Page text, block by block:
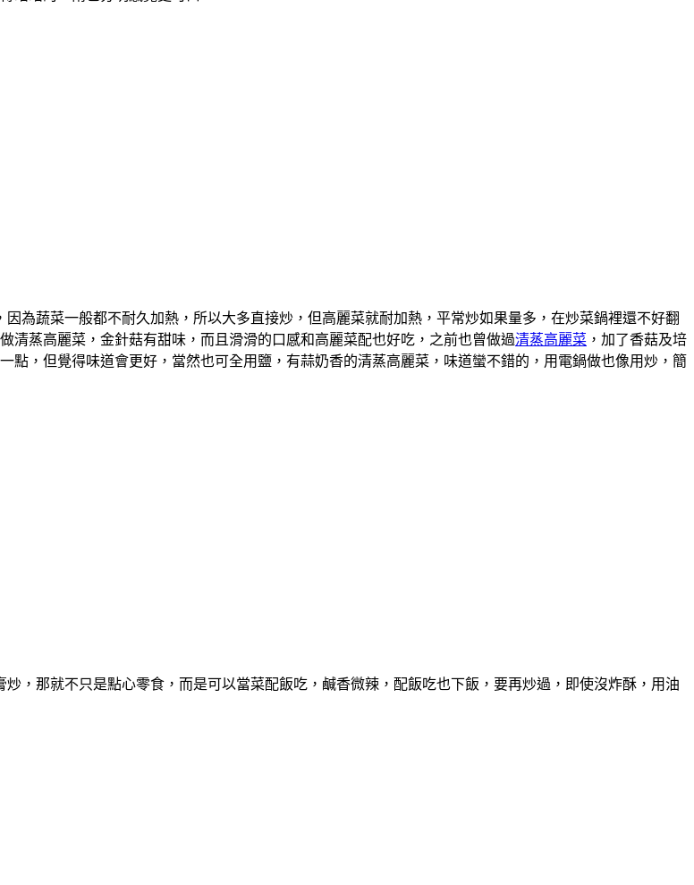
為蔬菜一般都不耐久加熱，所以大多直接炒，但高麗菜就耐加熱，平常炒如果量多，在炒菜鍋裡還不好翻
蒸高麗菜，金針菇有甜味，而且滑滑的口感和高麗菜配也好吃，之前也曾做過清蒸高麗菜 ，加了香菇及培
，但覺得味道會更好，當然也可全用鹽，有蒜奶香的清蒸高麗菜，味道蠻不錯的，用電鍋做也像用炒，簡
，那就不只是點心零食，而是可以當菜配飯吃，鹹香微辣，配飯吃也下飯，要再炒過，即使沒炸酥，用油